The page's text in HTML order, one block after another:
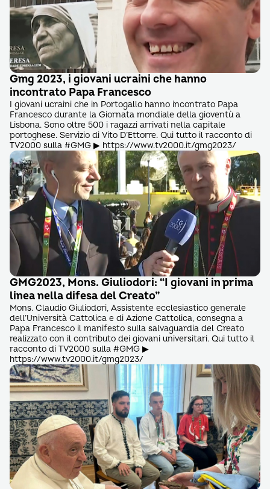
Gmg 2023, i giovani ucraini che hanno
incontrato Papa Francesco
I giovani ucraini che in Portogallo hanno incontrato Papa
Francesco durante la Giornata mondiale della gioventù a
Lisbona. Sono oltre 500 i ragazzi arrivati nella capitale
portoghese. Servizio di Vito D’Ettorre. Qui tutto il racconto di
TV2000 sulla #GMG ▶ https://www.tv2000.it/gmg2023/
GMG2023, Mons. Giuliodori: “I giovani in prima
linea nella difesa del Creato”
Mons. Claudio Giuliodori, Assistente ecclesiastico generale
dell’Università Cattolica e di Azione Cattolica, consegna a
Papa Francesco il manifesto sulla salvaguardia del Creato
realizzato con il contributo dei giovani universitari. Qui tutto il
racconto di TV2000 sulla #GMG ▶
https://www.tv2000.it/gmg2023/